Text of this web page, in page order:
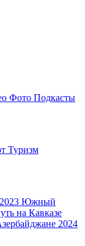
Фото Подкасты
Туризм
Южный
на Кавказе
2024